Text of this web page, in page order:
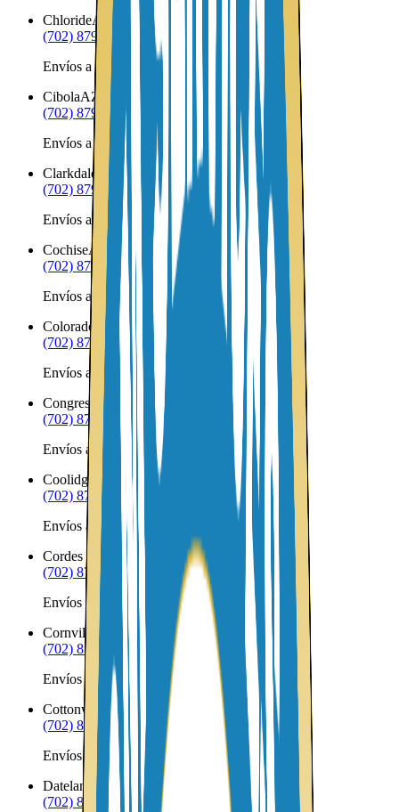
ChlorideAZ
(702) 879-8299
Envíos a Nicaragua desde Chloride
CibolaAZ
(702) 879-8299
Envíos a Nicaragua desde Cibola
Clarkdale
(702) 879-8299
Envíos a Nicaragua desde Clarkdale
CochiseAZ
(702) 879-8299
Envíos a Nicaragua desde Cochise
Colorado City
AZ
(702) 879-8299
Envíos a Nicaragua desde Colorado City
Congress
AZ
(702) 879-8299
Envíos a Nicaragua desde Congress
Coolidge
AZ
(702) 879-8299
Envíos a Nicaragua desde Coolidge
Cordes Lakes
AZ
(702) 879-8299
Envíos a Nicaragua desde Cordes Lakes
Cornville
AZ
(702) 879-8299
Envíos a Nicaragua desde Cornville
Cottonwood AZ
(702) 879-8299
Envíos a Nicaragua desde Cottonwood
Dateland
AZ
(702) 879-8299